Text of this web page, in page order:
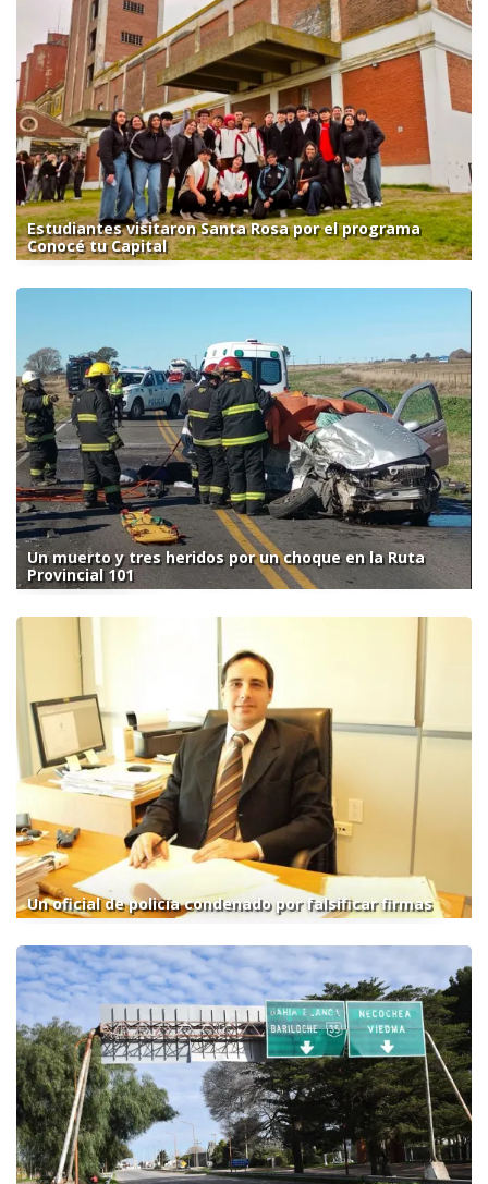
Estudiantes visitaron Santa Rosa por el programa
Conocé tu Capital
Un muerto y tres heridos por un choque en la Ruta
Provincial 101
Un oficial de policía condenado por falsificar firmas